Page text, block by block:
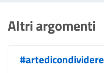
Altri argomenti
#artedicondividere